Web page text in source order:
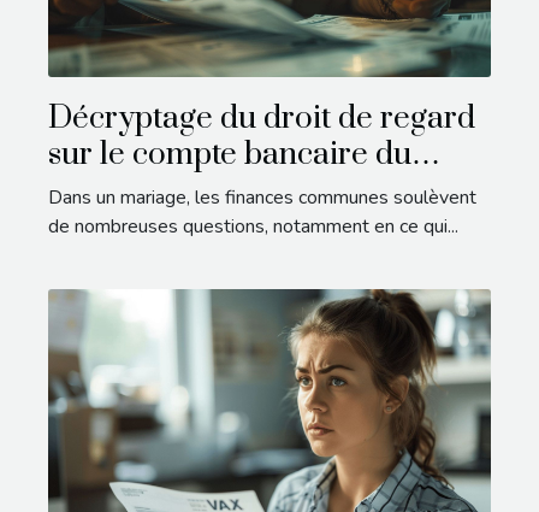
Décryptage du droit de regard
sur le compte bancaire du
conjoint
Dans un mariage, les finances communes soulèvent
de nombreuses questions, notamment en ce qui...